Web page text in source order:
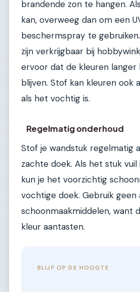
brandende zon te hangen.
kan, overweeg dan om een
beschermspray te
zijn verkrijgbaar bij
ervoor dat de kleuren langer
blijven. Stof kan kleuren ook
als het vochtig is.
Regelmatig onderhoud
Stof je wandstuk regelmatig
zachte doek. Als het stuk vuil
kun je het voorzichtig
vochtige doek. Gebruik geen
schoonmaakmiddelen, want
kleur aantasten.
BLIJF OP DE HOOGTE